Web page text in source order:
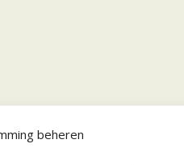
beheren